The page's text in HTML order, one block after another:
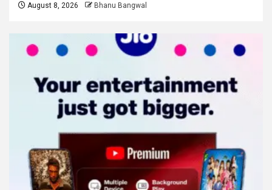
August 8, 2026 Bhanu Bangwal